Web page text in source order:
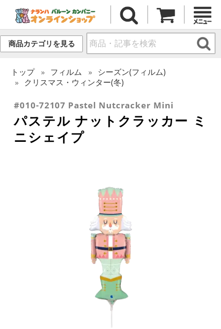
商品カテゴリを見る
トップ フィルム
シーズン(フィルム)
クリスマス・ウィンター(冬)
#010-72107 Pastel Nutcracker Mini
パステル ナットクラッカー ミ
ニシェイプ